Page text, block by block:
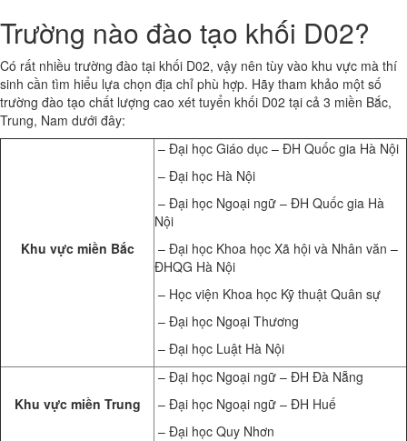
Trường nào đào tạo khối D02?
Có rất nhiều trường đào tại khối D02, vậy nên tùy vào khu vực mà thí
sinh cần tìm hiểu lựa chọn địa chỉ phù hợp. Hãy tham khảo một số
trường đào tạo chất lượng cao xét tuyển khối D02 tại cả 3 miền Bắc,
Trung, Nam dưới đây:
Khu vực miền Bắc
– Đại học Giáo dục – ĐH Quốc gia Hà Nội
– Đại học Hà Nội
– Đại học Ngoại ngữ – ĐH Quốc gia Hà
Nội
– Đại học Khoa học Xã hội và Nhân văn –
ĐHQG Hà Nội
– Học viện Khoa học Kỹ thuật Quân sự
– Đại học Ngoại Thương
– Đại học Luật Hà Nội
Khu vực miền Trung
– Đại học Ngoại ngữ – ĐH Đà Nẵng
– Đại học Ngoại ngữ – ĐH Huế
– Đại học Quy Nhơn